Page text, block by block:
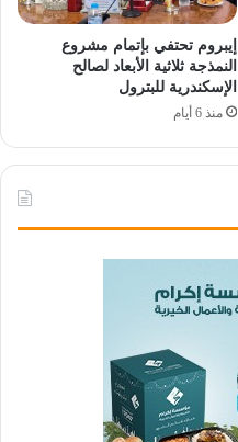
إيبروم تحتفي بإتمام مشروع
النمذجة ثلاثية الأبعاد لصالح
الإسكندرية للبترول
منذ 6 أيام